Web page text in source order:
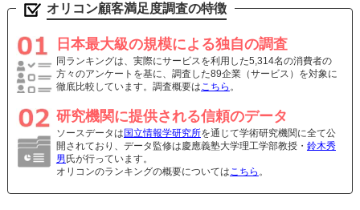
オリコン顧客満足度調査の特徴
日本最大級の規模による独自の調査
同ランキングは、実際にサービスを利用した5,314名の消費者の
方々のアンケートを基に、調査した89企業（サービス）を対象に
徹底比較しています。調査概要はこちら 。
研究機関に提供される信頼のデータ
ソースデータは 国立情報学研究所を通じて学術研究機関に全て公
開されており、データ監修は慶應義塾大学理工学部教授・ 鈴木秀
男 氏が行っています。
オリコンのランキングの概要についてはこちら 。